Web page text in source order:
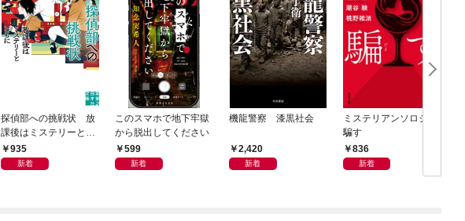
探偵部への挑戦状 放
課後はミステリーとと
もに 新装版
935
新着
このスマホで地下牢獄
から脱出してください
599
新着
機龍警察 漆黒社会
2,420
新着
ミステリアンソロジー
騙す
836
新着